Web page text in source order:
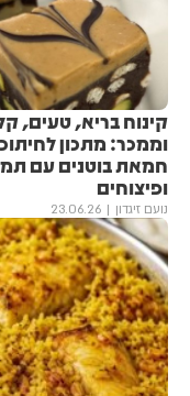
קינוח בריא, טעים,
וממכר: מתכון
חמאת בוטנים עם
ופיצוחים
נועם זיגדון 23.06.26